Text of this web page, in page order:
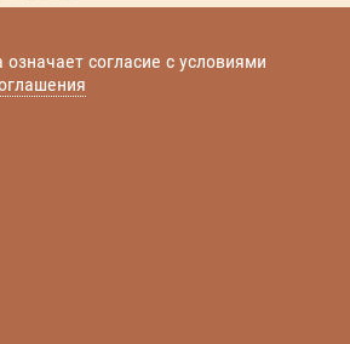
согласие с условиями